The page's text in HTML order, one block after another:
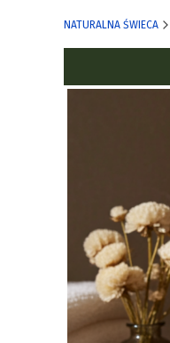
NATURALNA ŚWIECA